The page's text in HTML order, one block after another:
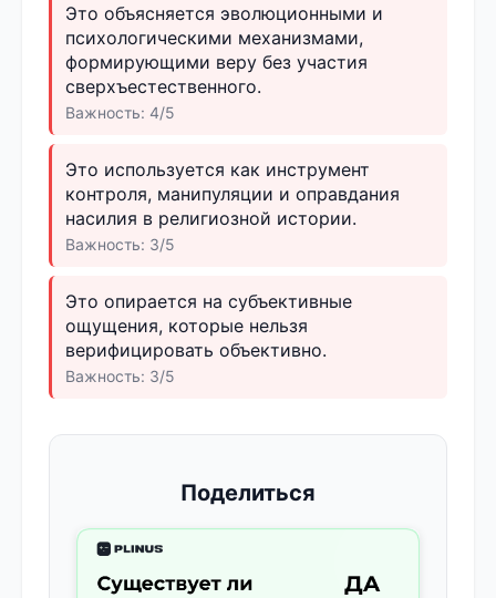
Это объясняется эволюционными и
психологическими механизмами,
формирующими веру без участия
сверхъестественного.
Важность: 4/5
Это используется как инструмент
контроля, манипуляции и оправдания
насилия в религиозной истории.
Важность: 3/5
Это опирается на субъективные
ощущения, которые нельзя
верифицировать объективно.
Важность: 3/5
Поделиться